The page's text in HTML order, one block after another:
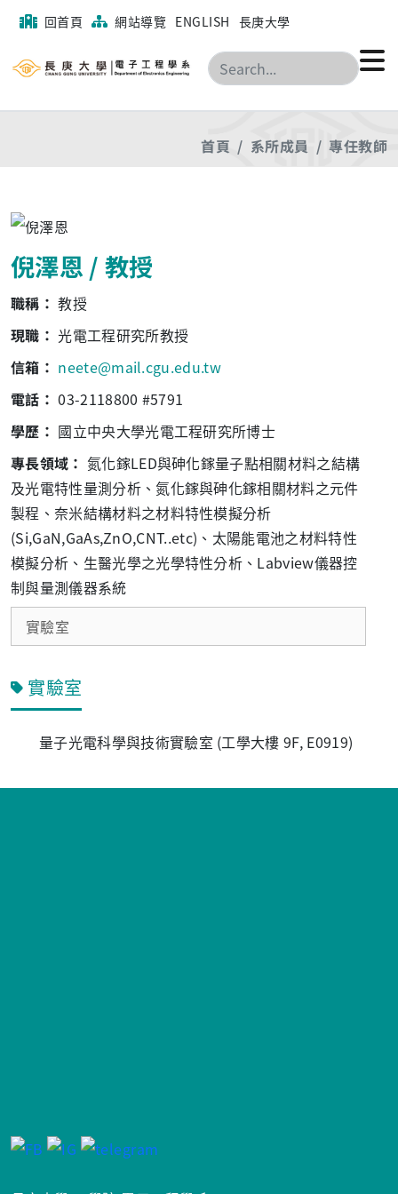
回首頁 網站導覽 ENGLISH 長庚大學
搜尋
首頁 系所成員 專任教師
倪澤恩 / 教授
職稱： 教授
現職： 光電工程研究所教授
信箱： neete@mail.cgu.edu.tw
電話： 03-2118800 #5791
學歷： 國立中央大學光電工程研究所博士
專長領域： 氮化鎵LED與砷化鎵量子點相關材料之結構
及光電特性量測分析、氮化鎵與砷化鎵相關材料之元件
製程、奈米結構材料之材料特性模擬分析
(Si,GaN,GaAs,ZnO,CNT..etc)、太陽能電池之材料特性
模擬分析、生醫光學之光學特性分析、Labview儀器控
制與量測儀器系統
實驗室
實驗室
量子光電科學與技術實驗室 (工學大樓 9F, E0919)